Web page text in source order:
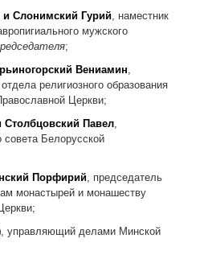
и Слонимский Гурий, наместник
мужского
;
Вениамин,
религиозного образования
Церкви;
Столбцовский Павел,
совета Белорусской
Порфирий, председатель
монастырей и монашеству
, управляющий делами Минской